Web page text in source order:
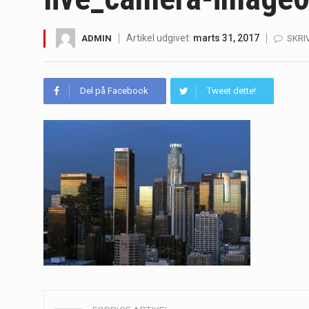
Irritabel tyktarm (Irritable Bowel
Padel er en sport, der er blevet
Massagestole er ikke længere
Saunaer har været en del af
Når det kommer til sundhed og
Sunde måltidskasser er en
ADMIN Artikel udgivet: marts 31, 2017
Del på Facebook Tweet dette!
Post